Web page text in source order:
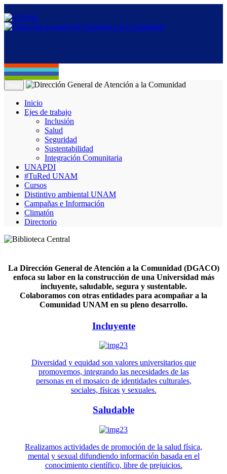
Inicio
Ejes de trabajo
Inclusión
Salud
Seguridad
Sustentabilidad
Integración Comunitaria
UNAPDI
#TuRed UNAM
Cursos
Distintivo ambiental UNAM
Campañas e Información
Climatón
Directorio
La Dirección General de Atención a la Comunidad (DGACO)
enfoca su labor en la construcción de una Universidad más
incluyente, saludable, segura y sustentable.
Colaboramos con otras entidades para acompañar a la
Comunidad UNAM en su pleno desarrollo.
Incluyente
Diversidad y equidad son valores universitarios que
promovemos, integrando las necesidades de las
personas en el mosaico de identidades culturales,
sociales, físicas y sexuales.
Saludable
Realizamos actividades de promoción de la salud física,
mental y sexual difundiendo información basada en el
conocimiento científico, libre de prejuicios.